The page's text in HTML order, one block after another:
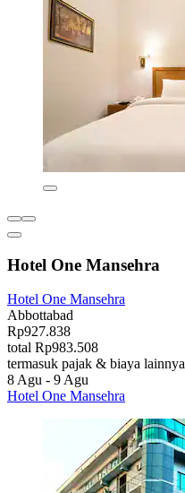
Hotel One Mansehra
Hotel One Mansehra
Abbottabad
Rp927.838
total Rp983.508
termasuk pajak & biaya lainnya
8 Agu - 9 Agu
Hotel One Mansehra